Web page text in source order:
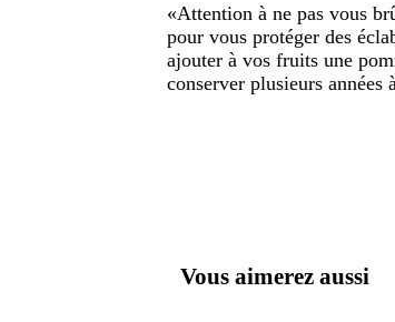
«Attention à ne pas vous
pour vous protéger des
ajouter à vos fruits une
conserver plusieurs années
Vous aimerez aussi